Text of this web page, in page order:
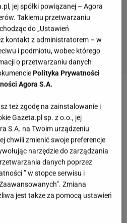
w Gorzeniu Górnym
wojny nie był jednak dla
Górnymw powiecie
wschodniej części wsi,
jej spółki powiązanej – Agora
Takiemu przetwarzaniu
do „Ustawień
kontakt z administratorem – w
i podmiotu, wobec którego
o przetwarzaniu danych
Polityka Prywatności
Agora S.A.
też zgodę na zainstalowanie i
Gazeta.pl sp. z o.o., jej
S.A. na Twoim urządzeniu
chwili zmienić swoje preferencje
narzędzie do zarządzania
danych poprzez
” w stopce serwisu i
Zmiana
jest także za pomocą ustawień